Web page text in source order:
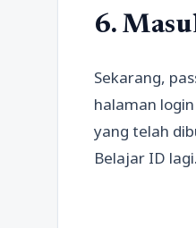
6.
Sekarang,
halaman
yang telah
Belajar ID lagi.